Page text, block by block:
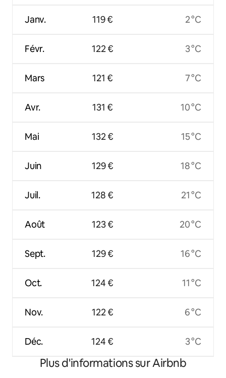
Janv.
Févr.
Mars
Avr.
Mai
Juin
Juil.
Août
Sept.
Oct.
Nov.
Déc.
119 €
122 €
121 €
131 €
132 €
129 €
128 €
123 €
129 €
124 €
122 €
124 €
2 °C
3 °C
7 °C
10 °C
15 °C
18 °C
21 °C
20 °C
16 °C
11 °C
6 °C
3 °C
Plus d'informations sur Airbnb